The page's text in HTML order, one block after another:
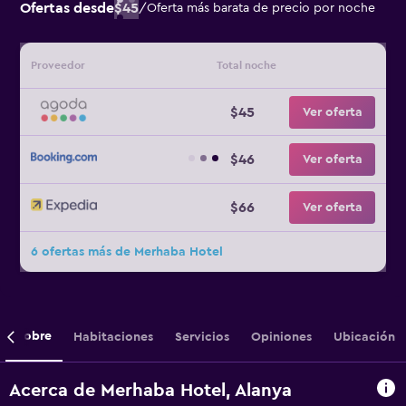
Ofertas desde$45/Oferta más barata de precio por noche
Proveedor Total noche
$45 Ver oferta
$46 Ver oferta
$66 Ver oferta
6 ofertas más de Merhaba Hotel
Sobre Habitaciones Servicios Opiniones Ubicación
Acerca de Merhaba Hotel, Alanya